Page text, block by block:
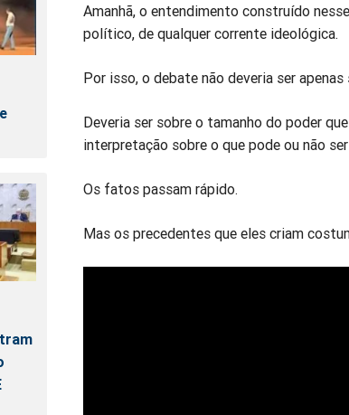
Amanhã, o entendimento construído
político, de qualquer corrente ideológica.
Por isso, o debate não deveria ser
Deveria ser sobre o tamanho do poder
interpretação sobre o que pode ou não
Os fatos passam rápido.
Mas os precedentes que eles criam